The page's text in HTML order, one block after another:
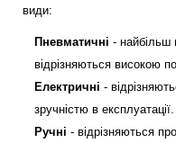
види:
Пневматичні - найбільш
відрізняються високою
Електричні -
зручністю в експлуатації.
Ручні - відрізняються